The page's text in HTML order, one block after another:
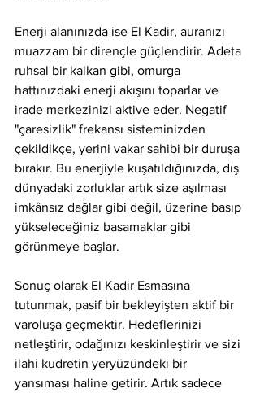
Enerji alanınızda ise El Kadir, auranızı
muazzam bir dirençle güçlendirir. Adeta
ruhsal bir kalkan gibi, omurga
hattınızdaki enerji akışını toparlar ve
irade merkezinizi aktive eder. Negatif
"çaresizlik" frekansı sisteminizden
çekildikçe, yerini vakar sahibi bir duruşa
bırakır. Bu enerjiyle kuşatıldığınızda, dış
dünyadaki zorluklar artık size aşılması
imkânsız dağlar gibi değil, üzerine basıp
yükseleceğiniz basamaklar gibi
görünmeye başlar.
Sonuç olarak El Kadir Esmasına
tutunmak, pasif bir bekleyişten aktif bir
varoluşa geçmektir. Hedeflerinizi
netleştirir, odağınızı keskinleştirir ve sizi
ilahi kudretin yeryüzündeki bir
yansıması haline getirir. Artık sadece